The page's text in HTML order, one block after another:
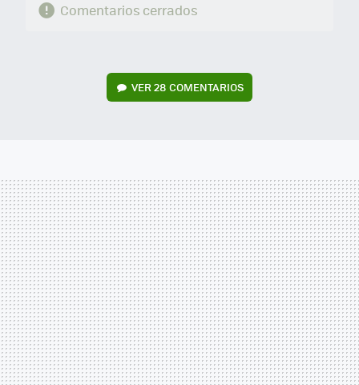
Comentarios cerrados
VER28 COMENTARIOS